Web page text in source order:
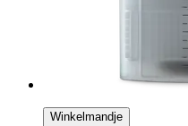
Winkelmandje